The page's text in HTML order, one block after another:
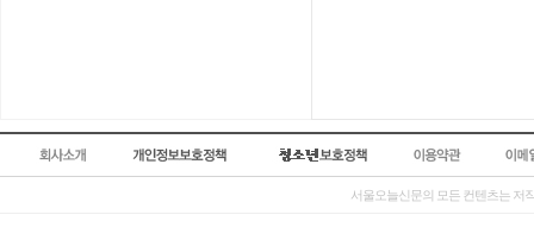
서울오늘신문의 모든 컨텐츠는 저